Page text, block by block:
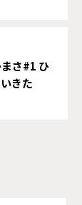
さ#1 ひ
きた